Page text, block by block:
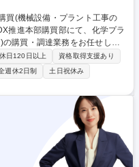
購買・調達業務をお任せしま
の検討・実行にも携わります。
の選定、見積取得、価格交
務効率化やDX推進、高度化の
ョンです。単なる調達に留まら
テムを活用した調達業務改革
ム制
日120日以上
資格取得支援あり
週休2日制
土日祝休み